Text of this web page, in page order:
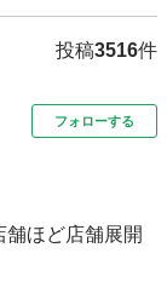
投稿3516件
フォローする
舗ほど店舗展開